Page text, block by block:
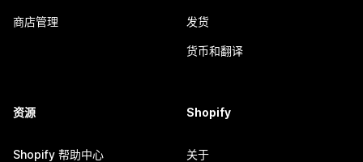
商店管理 发货
货币和翻译
资源
Shopify 帮助中心
Shopify
关于